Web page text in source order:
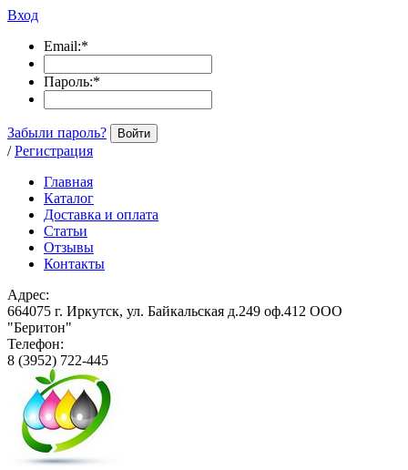
Вход
Email:*
Пароль:*
Забыли пароль? Войти
/ Регистрация
Главная
Каталог
Доставка и оплата
Статьи
Отзывы
Контакты
Адрес:
664075 г. Иркутск, ул. Байкальская д.249 оф.412 ООО
"Беритон"
Телефон:
8 (3952) 722-445